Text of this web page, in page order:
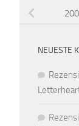
NEUESTE